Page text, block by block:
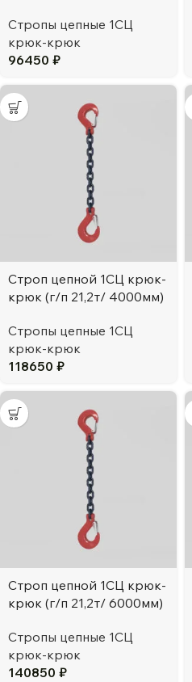
Стропы цепные 1СЦ
крюк-крюк
96450 ₽
Строп цепной 1СЦ крюк-
крюк (г/п 21,2т/ 4000мм)
Стропы цепные 1СЦ
крюк-крюк
118650 ₽
Строп цепной 1СЦ крюк-
крюк (г/п 21,2т/ 6000мм)
Стропы цепные 1СЦ
крюк-крюк
140850 ₽